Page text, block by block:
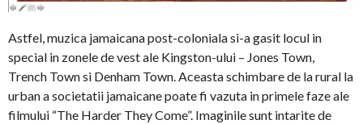
Astfel, muzica jamaicana post-coloniala si-a gasit locul in
special in zonele de vest ale Kingston-ului – Jones Town,
Trench Town si Denham Town. Aceasta schimbare de la rural la
urban a societatii jamaicane poate fi vazuta in primele faze ale
filmului “The Harder They Come”. Imaginile sunt intarite de